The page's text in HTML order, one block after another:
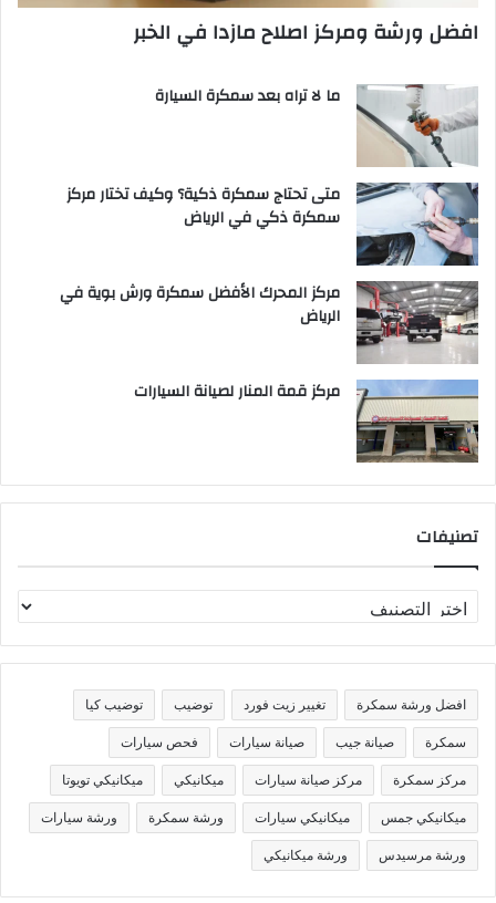
افضل ورشة ومركز اصلاح مازدا في الخبر
ما لا تراه بعد سمكرة السيارة
متى تحتاج سمكرة ذكية؟ وكيف تختار مركز
سمكرة ذكي في الرياض
مركز المحرك الأفضل سمكرة ورش بوية في
الرياض
مركز قمة المنار لصيانة السيارات
تصنيفات
ص
ن
ف
ا
افضل ورشة سمكرة تغيير زيت فورد توضيب توضيب كيا
سمكرة صيانة جيب صيانة سيارات فحص سيارات
مركز سمكرة مركز صيانة سيارات ميكانيكي ميكانيكي تويوتا
ميكانيكي جمس ميكانيكي سيارات ورشة سمكرة ورشة سيارات
ورشة مرسيدس ورشة ميكانيكي